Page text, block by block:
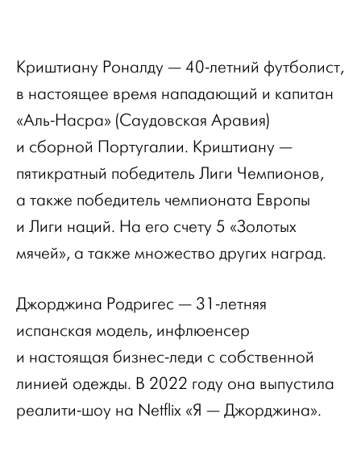
Криштиану Роналду — 40-летний футболист,
в настоящее время нападающий и капитан
«Аль-Насра» (Саудовская Аравия)
и сборной Португалии. Криштиану —
пятикратный победитель Лиги Чемпионов,
а также победитель чемпионата Европы
и Лиги наций. На его счету 5 «Золотых
мячей», а также множество других наград.
Джорджина Родригес — 31-летняя
испанская модель, инфлюенсер
и настоящая бизнес-леди с собственной
линией одежды. В 2022 году она выпустила
реалити-шоу на Netflix «Я — Джорджина».